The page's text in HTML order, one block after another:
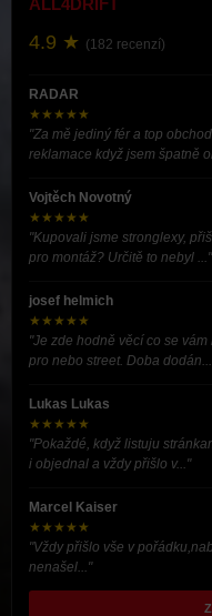
ALL4DRIFT
4.9 ★ (182 recenzí)
RADAR
★★★★★
"Za mě jediný fér a top
reklamace když jsem špatně
Vojtěch Novotný
★★★★★
"Kupovali jsme stronglexy,
pro montáž? Určitě to nebyl ..."
josef helmich
★★★★★
"Je zde hodně věcí co se
pro nebo street. Doba
Lukas Lukas
★★★★★
"Pokaždé, když listuju
i objednal a vždy přišlo v..."
Marcel Kaiser
★★★★★
"Vždy přišlo vše v
nenašel..."